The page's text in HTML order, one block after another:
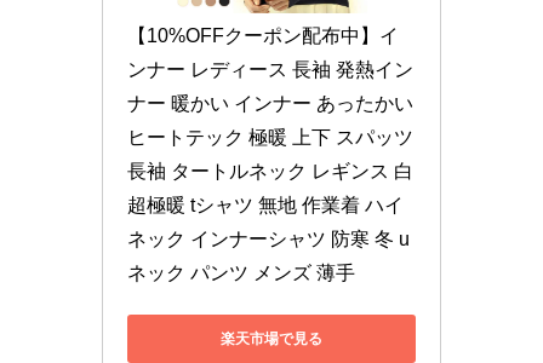
【10%OFFクーポン配布中】イ
ンナー レディース 長袖 発熱イン
ナー 暖かい インナー あったかい
ヒートテック 極暖 上下 スパッツ
長袖 タートルネック レギンス 白
超極暖 tシャツ 無地 作業着 ハイ
ネック インナーシャツ 防寒 冬 u
ネック パンツ メンズ 薄手
楽天市場で見る